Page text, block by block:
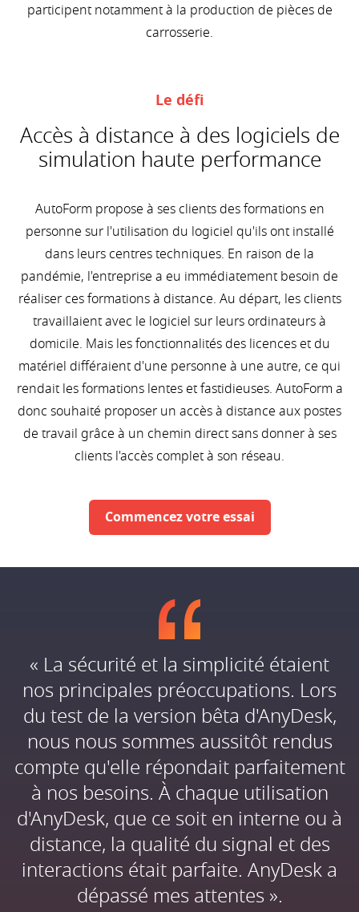
participent notamment à la production de pièces de
carrosserie.
Le défi
Accès à distance à des logiciels de
simulation haute performance
AutoForm propose à ses clients des formations en
personne sur l'utilisation du logiciel qu'ils ont installé
dans leurs centres techniques. En raison de la
pandémie, l'entreprise a eu immédiatement besoin de
réaliser ces formations à distance. Au départ, les clients
travaillaient avec le logiciel sur leurs ordinateurs à
domicile. Mais les fonctionnalités des licences et du
matériel différaient d'une personne à une autre, ce qui
rendait les formations lentes et fastidieuses. AutoForm a
donc souhaité proposer un accès à distance aux postes
de travail grâce à un chemin direct sans donner à ses
clients l'accès complet à son réseau.
Commencez votre essai
« La sécurité et la simplicité étaient
nos principales préoccupations. Lors
du test de la version bêta d'AnyDesk,
nous nous sommes aussitôt rendus
compte qu'elle répondait parfaitement
à nos besoins. À chaque utilisation
d'AnyDesk, que ce soit en interne ou à
distance, la qualité du signal et des
interactions était parfaite. AnyDesk a
dépassé mes attentes ».